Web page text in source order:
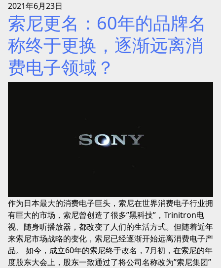
2021年6月23日
索尼更名：60年的品牌名
称终于更换，逐渐远离消
费电子领域？
作为日本最大的消费电子巨头，索尼在世界消费电子行业拥
有巨大的市场，索尼曾创造了很多”黑科技”，Trinitron电
视、随身听播放器，都改变了人们的生活方式。但随着近年
来索尼市场战略的变化，索尼已经逐渐开始远离消费电子产
品。 如今，成立60年的索尼终于改名，7月初，在索尼的年
度股东大会上，股东一致通过了将公司名称改为”索尼集团”